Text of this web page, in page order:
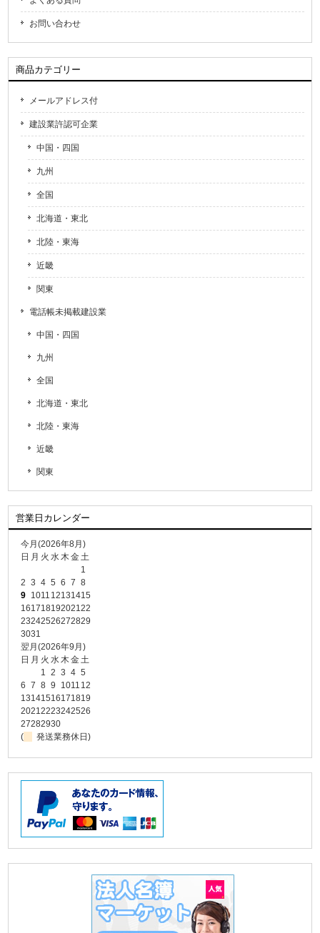
お問い合わせ
商品カテゴリー
メールアドレス付
建設業許認可企業
中国・四国
九州
全国
北海道・東北
北陸・東海
近畿
関東
電話帳未掲載建設業
中国・四国
九州
全国
北海道・東北
北陸・東海
近畿
関東
営業日カレンダー
今月(2026年8月)
日 月 火 水木金土
1
2 3 4 5 6 7 8
9 1011 12131415
16171819202122
23242526272829
3031
翌月(2026年9月)
日 月 火 水木金土
1 2 3 4 5
6 7 8 9 1011 12
13141516171819
20212223242526
27282930
(
発送業務休日)